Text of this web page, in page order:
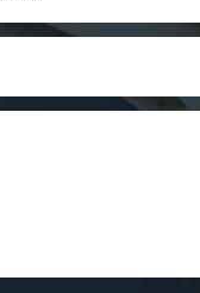
¿Qué es el mesotelioma?